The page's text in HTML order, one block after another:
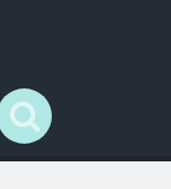
Links
Search